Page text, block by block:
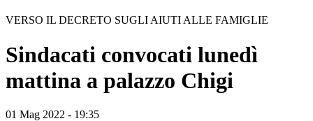
VERSO IL DECRETO SUGLI AIUTI ALLE FAMIGLIE
Sindacati convocati lunedì
mattina a palazzo Chigi
01 Mag 2022 - 19:35